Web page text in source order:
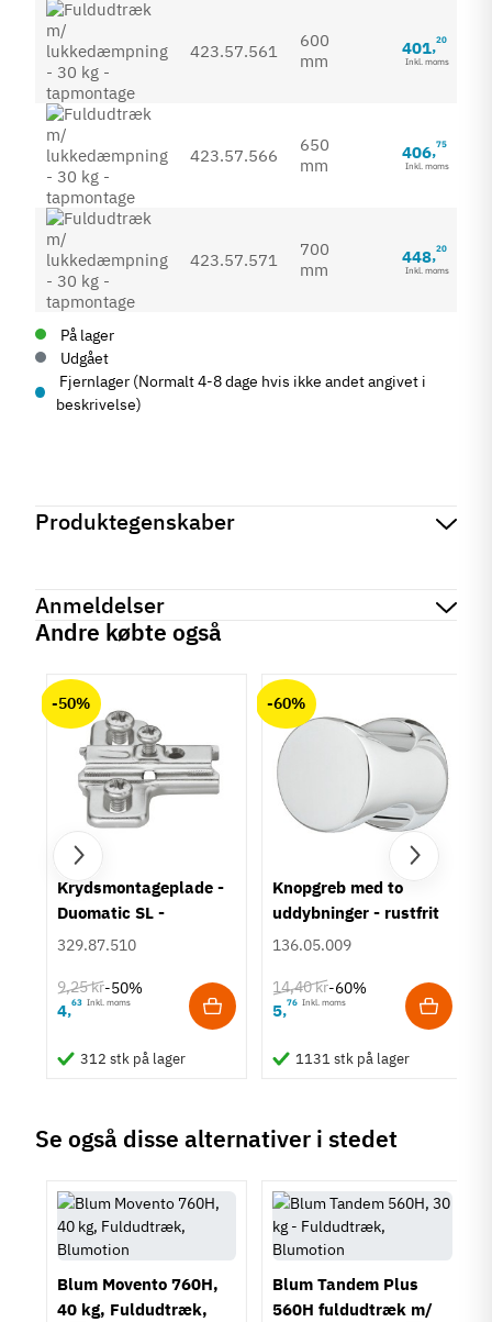
423.57.561
600
mm
401,20
Inkl. moms
423.57.566
650
mm
406,75
Inkl. moms
423.57.571
700
mm
448,20
Inkl. moms
På lager
Udgået
Fjernlager (Normalt 4-8 dage hvis ikke andet angivet i
beskrivelse)
Produktegenskaber
På lager2 Varer
Produktinformation
Materiale
Stål
Montering
Sidemontering
Bæreevne
Udtræk
Fuldudtræk
Type
Tap
Serie
Skinnelængde
350 mm
500 mm
550 mm
600 mm
650 mm
700 mm
Anmeldelser
Andre købte også
-50%
Krydsmontageplade -
Duomatic SL -
Euroskruer
329.87.510
9,25 kr-50%
4,63 Inkl. moms
312 stk på lager
-60%
Knopgreb med to
uddybninger - rustfrit
stål
136.05.009
14,40 kr-60%
5,76 Inkl. moms
1131 stk på lager
Se også disse alternativer i stedet
Blum Movento 760H,
40 kg, Fuldudtræk,
Blum Tandem Plus
560H fuldudtræk m/